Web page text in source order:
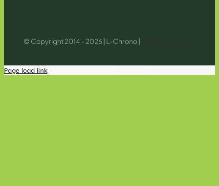
© Copyright 2014 - 2026 | L-Chrono |
Page load link